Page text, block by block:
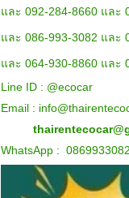
และ 092-284-8660 และ
และ 086-993-3082 และ
และ 064-930-8860 และ
Line ID : @ecocar
Email :
WhatsApp : 0869933082